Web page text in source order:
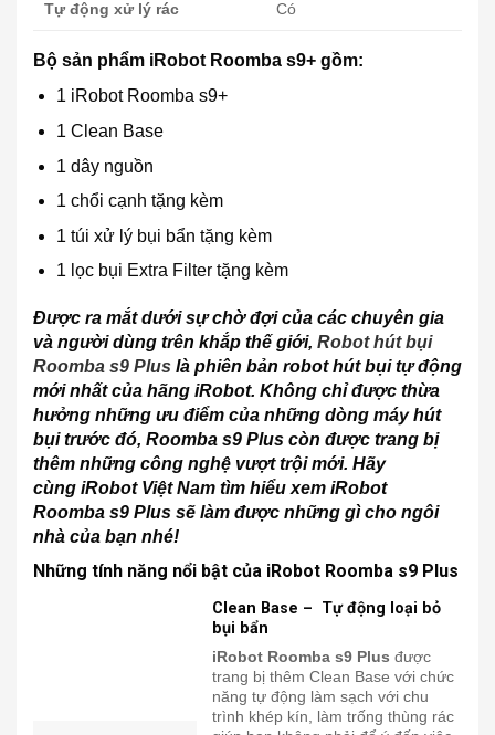
Tự động xử lý rác Có
Bộ sản phẩm iRobot Roomba s9+ gồm:
1 iRobot Roomba s9+
1 Clean Base
1 dây nguồn
1 chổi cạnh tặng kèm
1 túi xử lý bụi bẩn tặng kèm
1 lọc bụi Extra Filter tặng kèm
Được ra mắt dưới sự chờ đợi của các chuyên gia
và người dùng trên khắp thế giới, Robot hút bụi
Roomba s9 Plus là phiên bản robot hút bụi tự động
mới nhất của hãng iRobot. Không chỉ được thừa
hưởng những ưu điểm của những dòng máy hút
bụi trước đó, Roomba s9 Plus còn được trang bị
thêm những công nghệ vượt trội mới. Hãy
cùng iRobot Việt Nam tìm hiểu xem iRobot
Roomba s9 Plus sẽ làm được những gì cho ngôi
nhà của bạn nhé!
Những tính năng nổi bật của iRobot Roomba s9 Plus
Clean Base – Tự động loại bỏ
bụi bẩn
iRobot Roomba s9 Plus được
trang bị thêm Clean Base với chức
năng tự động làm sạch với chu
trình khép kín, làm trống thùng rác